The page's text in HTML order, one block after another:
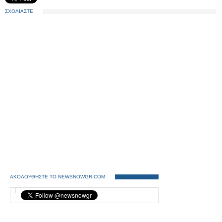
ΣΧΟΛΙΑΣΤΕ
ΑΚΟΛΟΥΘΗΣΤΕ ΤΟ NEWSNOWGR.COM